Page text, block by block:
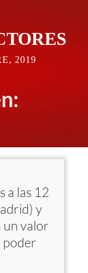
2019
a las 12
y
un valor
poder